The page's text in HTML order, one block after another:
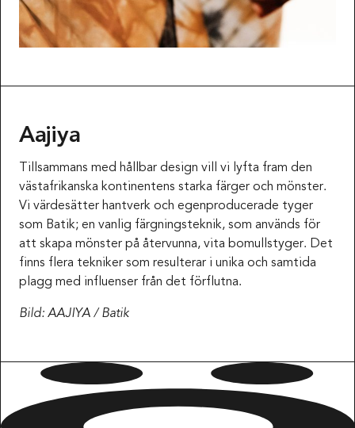
Aajiya
Tillsammans med hållbar design vill vi lyfta fram den
västafrikanska kontinentens starka färger och mönster.
Vi värdesätter hantverk och egenproducerade tyger
som Batik; en vanlig färgningsteknik, som används för
att skapa mönster på återvunna, vita bomullstyger. Det
finns flera tekniker som resulterar i unika och samtida
plagg med influenser från det förflutna.
Bild: AAJIYA / Batik